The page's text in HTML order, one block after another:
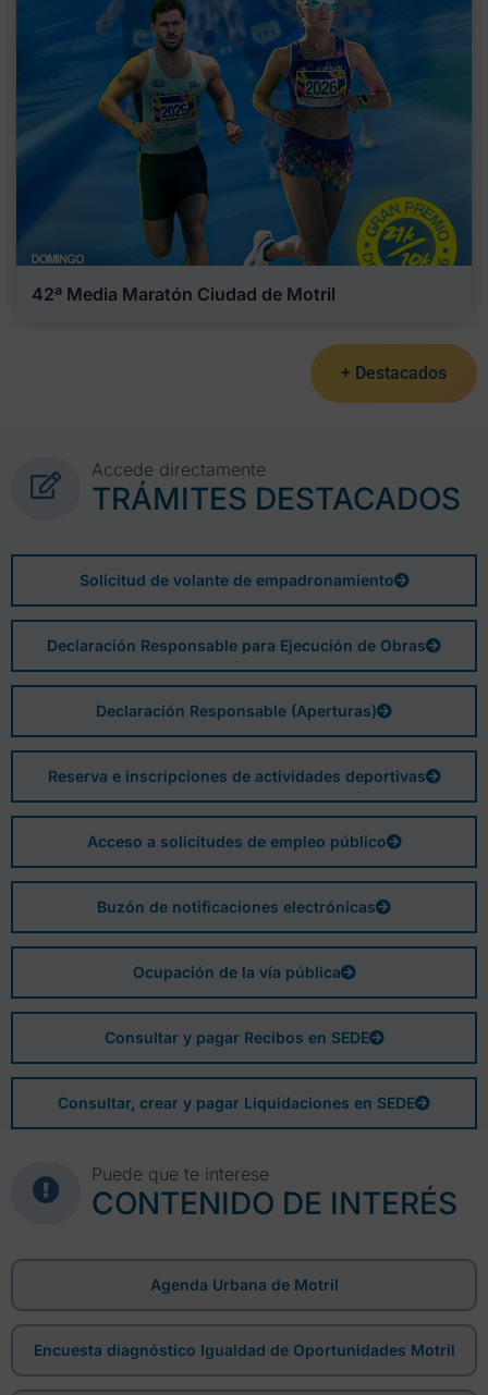
42ª Media Maratón Ciudad de Motril
+ Destacados
Accede directamente
TRÁMITES DESTACADOS
Solicitud de volante de empadronamiento
Declaración Responsable para Ejecución de Obras
Declaración Responsable (Aperturas)
Reserva e inscripciones de actividades deportivas
Acceso a solicitudes de empleo público
Buzón de notificaciones electrónicas
Ocupación de la vía pública
Consultar y pagar Recibos en SEDE
Consultar, crear y pagar Liquidaciones en SEDE
Puede que te interese
CONTENIDO DE INTERÉS
Agenda Urbana de Motril
Encuesta diagnóstico Igualdad de Oportunidades Motril